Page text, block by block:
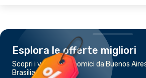
Esplora le offerte migliori
Scopri i voli più economici da Buenos
Brasilia